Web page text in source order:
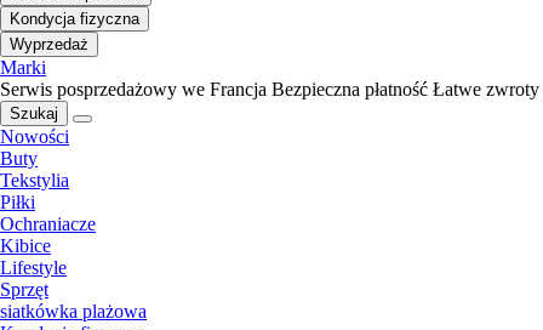
Kondycja fizyczna
Wyprzedaż
Marki
Serwis posprzedażowy we Francja Bezpieczna płatność Łatwe zwroty
Szukaj
Nowości
Buty
Tekstylia
Piłki
Ochraniacze
Kibice
Lifestyle
Sprzęt
siatkówka plażowa